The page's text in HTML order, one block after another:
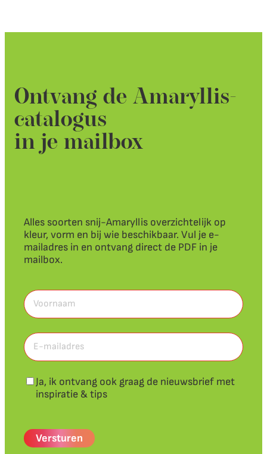
Ontvang de Amaryllis-
catalogus
in je mailbox
Alles soorten snij-Amaryllis overzichtelijk op
kleur, vorm en bij wie beschikbaar. Vul je e-
mailadres in en ontvang direct de PDF in je
mailbox.
Voornaam
E-
mailadres(Vereist)
Nieuwsbrief
Ja, ik ontvang ook graag de nieuwsbrief met
inspiratie & tips